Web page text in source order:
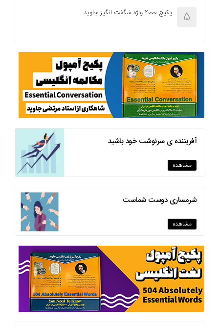
5 پکیج 2000 واژه شگفت انگیز جاوید
آفریننده ی سرنوشت خود باشید
مشاهده
شرمساری دوست شماست
مشاهده